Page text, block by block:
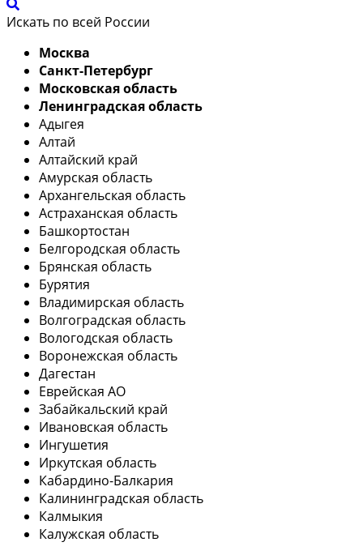
Искать по всей России
Москва
Санкт-Петербург
Московская область
Ленинградская область
Адыгея
Алтай
Алтайский край
Амурская область
Архангельская область
Астраханская область
Башкортостан
Белгородская область
Брянская область
Бурятия
Владимирская область
Волгоградская область
Вологодская область
Воронежская область
Дагестан
Еврейская АО
Забайкальский край
Ивановская область
Ингушетия
Иркутская область
Кабардино-Балкария
Калининградская область
Калмыкия
Калужская область